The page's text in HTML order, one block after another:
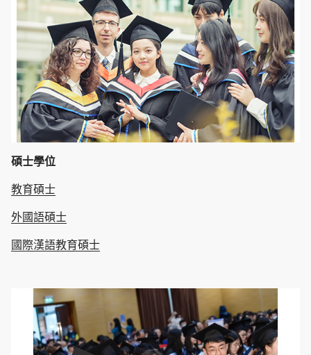
碩士學位
教育碩士
外國語碩士
國際漢語教育碩士